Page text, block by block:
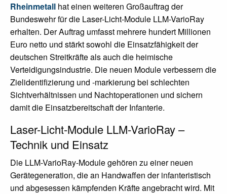
Rheinmetall hat einen weiteren Großauftrag der
Bundeswehr für die Laser-Licht-Module LLM-VarioRay
erhalten. Der Auftrag umfasst mehrere hundert Millionen
Euro netto und stärkt sowohl die Einsatzfähigkeit der
deutschen Streitkräfte als auch die heimische
Verteidigungsindustrie. Die neuen Module verbessern die
Zielidentifizierung und -markierung bei schlechten
Sichtverhältnissen und Nachtoperationen und sichern
damit die Einsatzbereitschaft der Infanterie.
Laser-Licht-Module LLM-VarioRay –
Technik und Einsatz
Die LLM-VarioRay-Module gehören zu einer neuen
Gerätegeneration, die an Handwaffen der infanteristisch
und abgesessen kämpfenden Kräfte angebracht wird. Mit